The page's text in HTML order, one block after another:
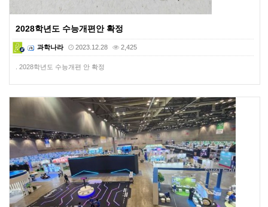
2028학년도 수능개편안 확정
과학나라 2023.12.28 2,425
. 2028학년도 수능개편 안 확정